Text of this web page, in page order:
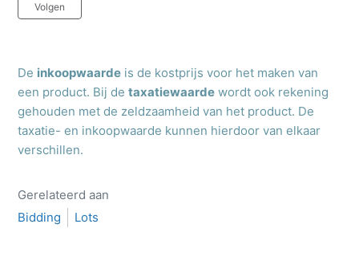
Volgen
De inkoopwaarde is de kostprijs voor het maken van
een product. Bij detaxatiewaarde wordt ook rekening
gehouden met de zeldzaamheid van het product. De
taxatie- en inkoopwaarde kunnen hierdoor van elkaar
verschillen.
Gerelateerd aan
Bidding
Lots